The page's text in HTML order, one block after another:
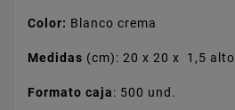
Color: Blanco crema
Medidas (cm): 20 x 20 x 1,5 alto
Formato caja: 500 und.